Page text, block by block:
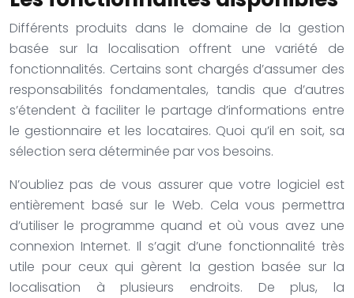
Différents produits dans le domaine de la gestion
basée sur la localisation offrent une variété de
fonctionnalités. Certains sont chargés d’assumer des
responsabilités fondamentales, tandis que d’autres
s’étendent à faciliter le partage d’informations entre
le gestionnaire et les locataires. Quoi qu’il en soit, sa
sélection sera déterminée par vos besoins.
N’oubliez pas de vous assurer que votre logiciel est
entièrement basé sur le Web. Cela vous permettra
d’utiliser le programme quand et où vous avez une
connexion Internet. Il s’agit d’une fonctionnalité très
utile pour ceux qui gèrent la gestion basée sur la
localisation à plusieurs endroits. De plus, la